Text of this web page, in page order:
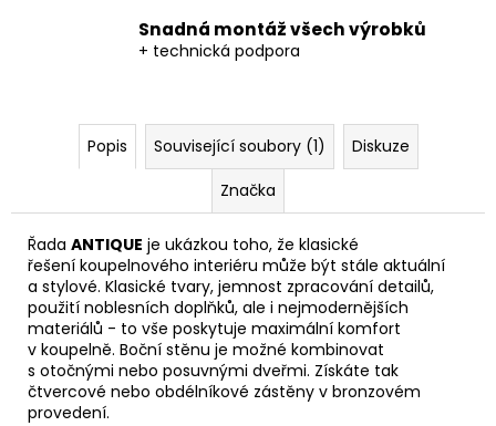
Snadná montáž všech výrobků
+ technická podpora
Popis Související soubory (1)
Diskuze
Značka
Řada ANTIQUE je ukázkou toho, že klasické
řešení koupelnového interiéru může být stále aktuální
a stylové. Klasické tvary, jemnost zpracování detailů,
použití noblesních doplňků, ale i nejmodernějších
materiálů - to vše poskytuje maximální komfort
v koupelně. Boční stěnu je možné kombinovat
s otočnými nebo posuvnými dveřmi. Získáte tak
čtvercové nebo obdélníkové zástěny v bronzovém
provedení.